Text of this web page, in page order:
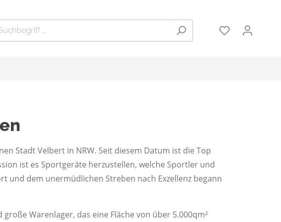
Hanteln und Gewichte
Pulsmessung
Bodenschutzmatten
Stadt Velbert in NRW. Seit diesem Datum ist die Top
ist es Sportgeräte herzustellen, welche Sportler und
und dem unermüdlichen Streben nach Exzellenz begann
Warenlager, das eine Fläche von über 5.000qm²